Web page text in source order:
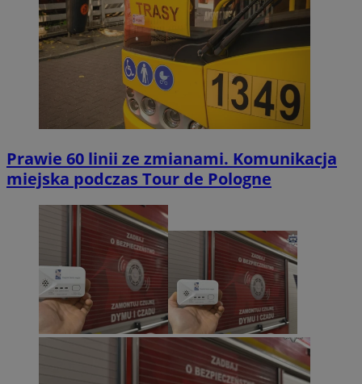
Prawie 60 linii ze zmianami. Komunikacja
miejska podczas Tour de Pologne